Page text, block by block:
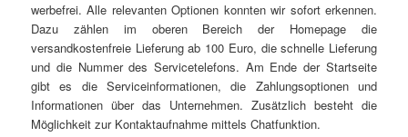
werbefrei. Alle relevanten Optionen konnten wir sofort erkennen.
Dazu zählen im oberen Bereich der Homepage die
versandkostenfreie Lieferung ab 100 Euro, die schnelle Lieferung
und die Nummer des Servicetelefons. Am Ende der Startseite
gibt es die Serviceinformationen, die Zahlungsoptionen und
Informationen über das Unternehmen. Zusätzlich besteht die
Möglichkeit zur Kontaktaufnahme mittels Chatfunktion.